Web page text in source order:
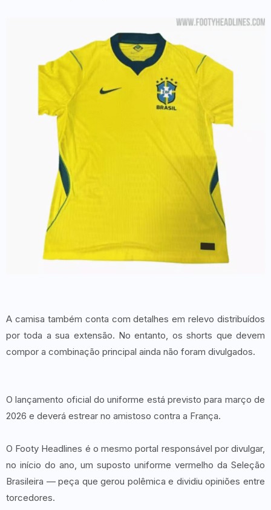
A camisa também conta com detalhes em relevo distribuídos
por toda a sua extensão. No entanto, os shorts que devem
compor a combinação principal ainda não foram divulgados.
O lançamento oficial do uniforme está previsto para março de
2026 e deverá estrear no amistoso contra a França.
O Footy Headlines é o mesmo portal responsável por divulgar,
no início do ano, um suposto uniforme vermelho da Seleção
Brasileira — peça que gerou polêmica e dividiu opiniões entre
torcedores.